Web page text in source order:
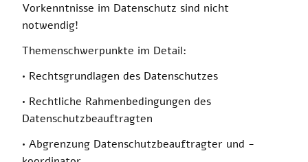
Vorkenntnisse im Datenschutz sind nicht
notwendig!
Themenschwerpunkte im Detail:
• Rechtsgrundlagen des Datenschutzes
• Rechtliche Rahmenbedingungen des
Datenschutzbeauftragten
• Abgrenzung Datenschutzbeauftragter und -